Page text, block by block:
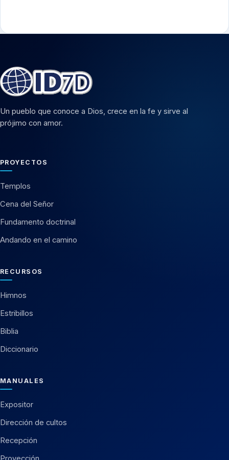
Un pueblo que conoce a Dios, crece en la fe y sirve al
prójimo con amor.
PROYECTOS
Templos
Cena del Señor
Fundamento doctrinal
Andando en el camino
RECURSOS
Himnos
Estribillos
Biblia
Diccionario
MANUALES
Expositor
Dirección de cultos
Recepción